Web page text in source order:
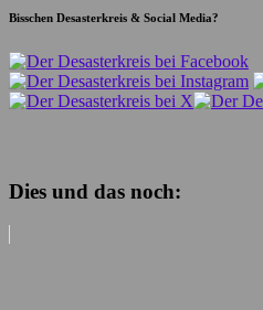
Bisschen Desasterkreis & Social Media?
Dies und das noch: